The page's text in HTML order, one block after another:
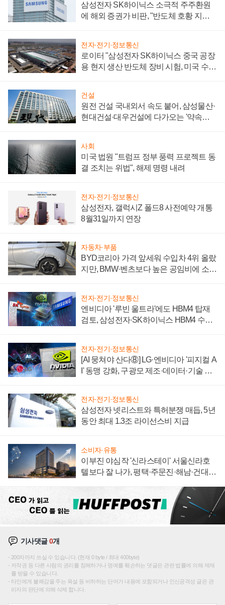
삼성전자 SK하이닉스 소극적 주주환원
에 해외 증권가 비판, "반도체 호황 지속
전자·전기·정보통신
로이터 "삼성전자 SK하이닉스 중국 공장
용 현지 생산 반도체 장비 시험, 미국 수출
건설
원전 건설 국내외서 속도 붙어, 삼성물산·
현대건설·대우건설에 다가오는 '약속의
사회
미국 법원 "트럼프 정부 풍력 프로젝트 동
결 조치는 위법", 해제 명령 내려
전자·전기·정보통신
삼성전자, 갤럭시Z 폴드8 사전예약 개통
8월31일까지 연장
자동차·부품
BYD코리아 가격 앞세워 수입차 4위 올랐
지만, BMW·벤츠보다 높은 공임비에 소비
전자·전기·정보통신
엔비디아 '루빈 울트라'에도 HBM4 탑재
검토, 삼성전자·SK하이닉스 HBM4 수율
전자·전기·정보통신
[AI 뭉쳐야 산다⑧] LG·엔비디아 '피지컬 A
I' 동맹 강화, 구광모 제조·데이터·기술 결
전자·전기·정보통신
삼성전자 넷리스트와 특허분쟁 매듭, 5년
동안 최대 1.3조 라이선스비 지급
소비자·유통
이부진 야심작 '신라스테이' 서울신라호
텔보다 잘 나가, 평택·주문진·해남·건대로
기사댓글0개
200자까지 쓰실 수 있습니다. (현재 0 byte / 최대 400byte)
저작권 등 다른 사람의 권리를 침해하거나 명예를 훼손하는 댓글은 관련 법률에 의해 제재
를 받을 수 있습니다.
타인에게 불쾌감을 주는 욕설 등 비하하는 단어가 내용에 포함되거나 인신공격성 글은 관
리자의 판단에 의해 삭제 합니다.